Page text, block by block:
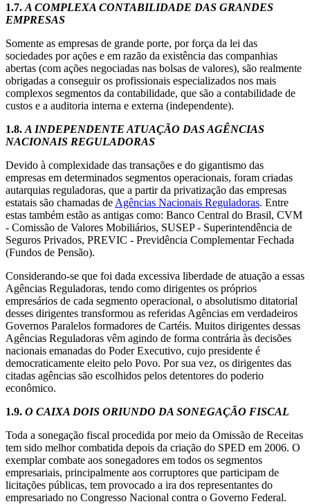
1.7. A COMPLEXA CONTABILIDADE DAS GRANDES
EMPRESAS
Somente as empresas de grande porte, por força da lei das
sociedades por ações e em razão da existência das companhias
abertas (com ações negociadas nas bolsas de valores), são realmente
obrigadas a conseguir os profissionais especializados nos mais
complexos segmentos da contabilidade, que são a contabilidade de
custos e a auditoria interna e externa (independente).
1.8. A INDEPENDENTE ATUAÇÃO DAS AGÊNCIAS
NACIONAIS REGULADORAS
Devido à complexidade das transações e do gigantismo das
empresas em determinados segmentos operacionais, foram criadas
autarquias reguladoras, que a partir da privatização das empresas
estatais são chamadas de Agências Nacionais Reguladoras. Entre
estas também estão as antigas como: Banco Central do Brasil, CVM
- Comissão de Valores Mobiliários, SUSEP - Superintendência de
Seguros Privados, PREVIC - Previdência Complementar Fechada
(Fundos de Pensão).
Considerando-se que foi dada excessiva liberdade de atuação a essas
Agências Reguladoras, tendo como dirigentes os próprios
empresários de cada segmento operacional, o absolutismo ditatorial
desses dirigentes transformou as referidas Agências em verdadeiros
Governos Paralelos formadores de Cartéis. Muitos dirigentes dessas
Agências Reguladoras vêm agindo de forma contrária às decisões
nacionais emanadas do Poder Executivo, cujo presidente é
democraticamente eleito pelo Povo. Por sua vez, os dirigentes das
citadas agências são escolhidos pelos detentores do poderio
econômico.
1.9. O CAIXA DOIS ORIUNDO DA SONEGAÇÃO FISCAL
Toda a sonegação fiscal procedida por meio da Omissão de Receitas
tem sido melhor combatida depois da criação do SPED em 2006. O
exemplar combate aos sonegadores em todos os segmentos
empresariais, principalmente aos corruptores que participam de
licitações públicas, tem provocado a ira dos representantes do
empresariado no Congresso Nacional contra o Governo Federal.